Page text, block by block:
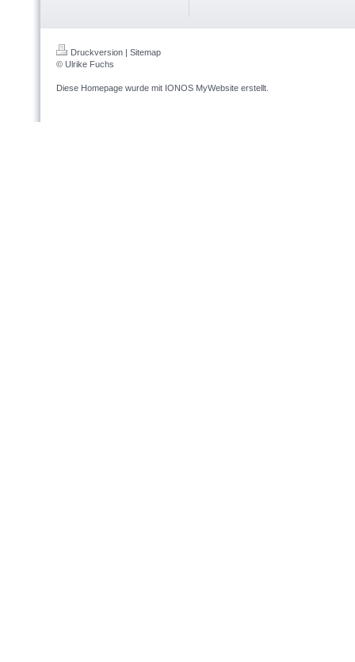
Druckversion | Sitemap
© Ulrike Fuchs
Diese Homepage wurde mit IONOS MyWebsite erstellt.